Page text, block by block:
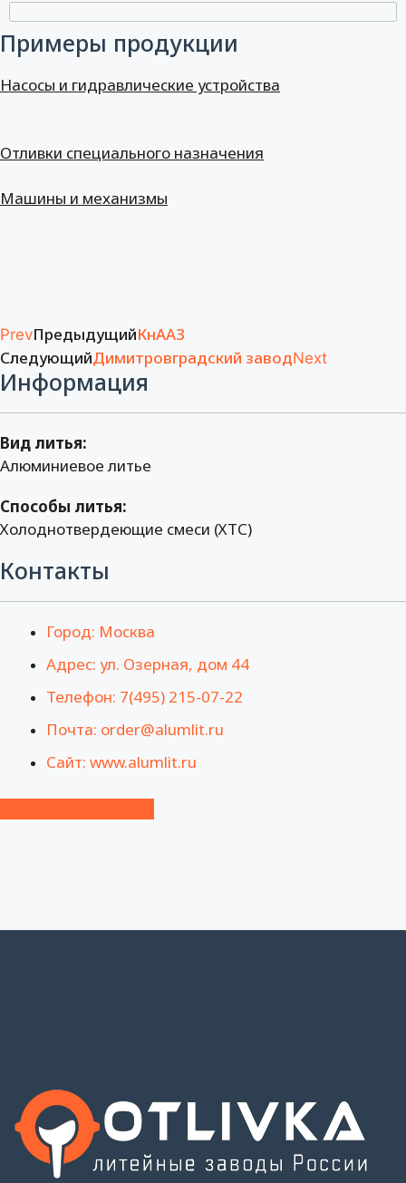
Примеры продукции
Насосы и гидравлические устройства
Отливки специального назначения
Машины и механизмы
PrevПредыдущийКнААЗ
СледующийДимитровградский заводNext
Информация
Вид литья:
Алюминиевое литье
Способы литья:
Холоднотвердеющие смеси (ХТС)
Контакты
Город: Москва
Адрес: ул. Озерная, дом 44
Телефон: 7(495) 215-07-22
Почта: order@alumlit.ru
Сайт: www.alumlit.ru